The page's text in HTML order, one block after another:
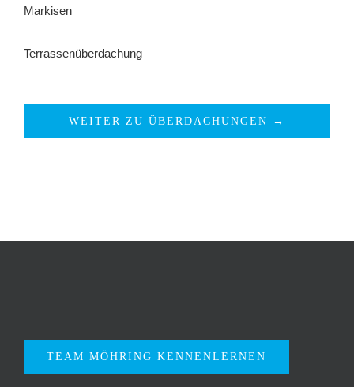
Markisen
Terrassenüberdachung
WEITER ZU ÜBERDACHUNGEN →
TEAM MÖHRING KENNENLERNEN